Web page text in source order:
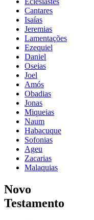
Cantares
Isaías
Jeremias
Lamentações
Ezequiel
Daniel
Oseias
Joel
Amós
Obadias
Jonas
Miqueias
Naum
Habacuque
Sofonias
Ageu
Zacarias
Malaquias
Novo
Testamento